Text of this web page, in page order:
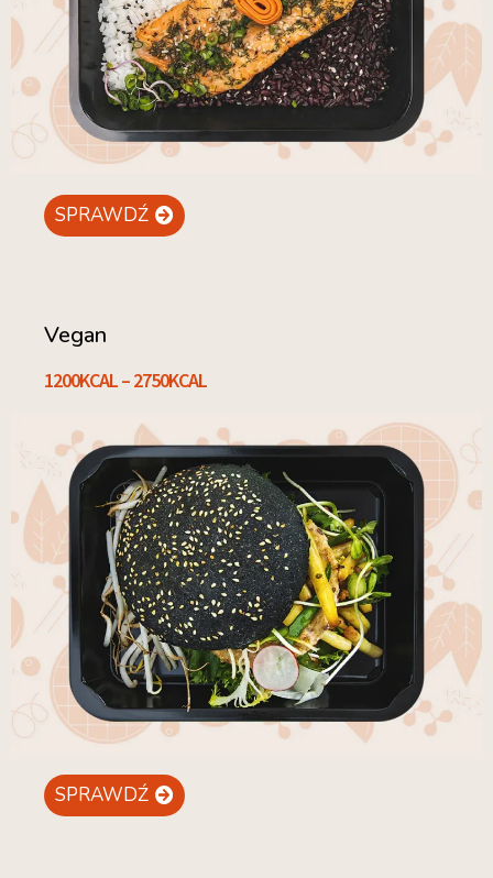
SPRAWDŹ
Vegan
1200KCAL – 2750KCAL
SPRAWDŹ